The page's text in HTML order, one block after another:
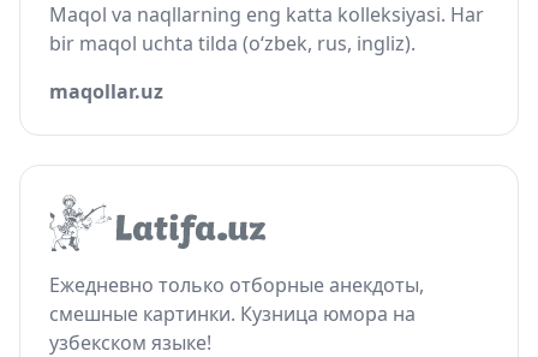
Maqol va naqllarning eng katta kolleksiyasi. Har
bir maqol uchta tilda (o‘zbek, rus, ingliz).
maqollar.uz
Ежедневно только отборные анекдоты,
смешные картинки. Кузница юмора на
узбекском языке!